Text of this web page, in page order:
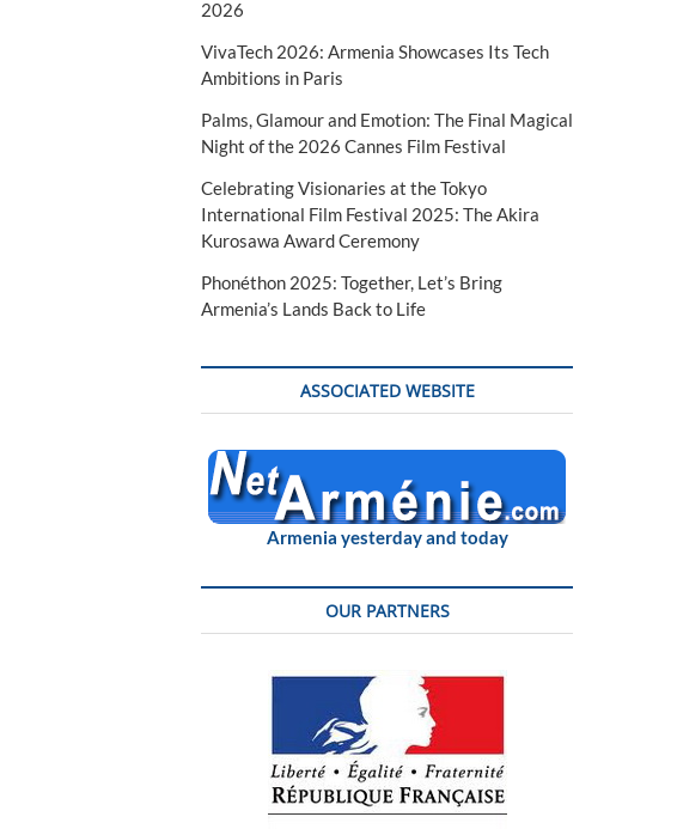
2026
VivaTech 2026: Armenia Showcases Its Tech
Ambitions in Paris
Palms, Glamour and Emotion: The Final Magical
Night of the 2026 Cannes Film Festival
Celebrating Visionaries at the Tokyo
International Film Festival 2025: The Akira
Kurosawa Award Ceremony
Phonéthon 2025: Together, Let’s Bring
Armenia’s Lands Back to Life
ASSOCIATED WEBSITE
Armenia yesterday and today
OUR PARTNERS